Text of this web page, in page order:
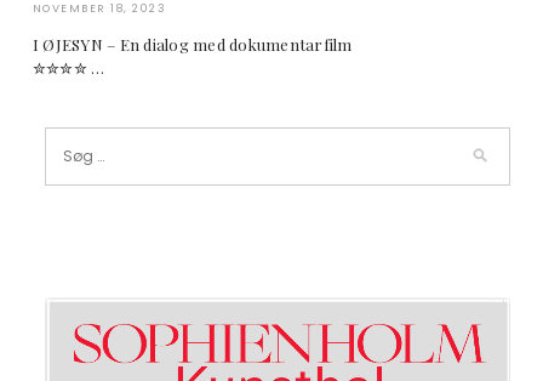
NOVEMBER 18, 2023
I ØJESYN – En dialog med dokumentarfilm
✮✮✮✮ …